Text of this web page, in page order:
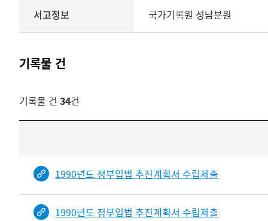
법령)
서고정보 국가기록원 성남분원
기록물 건
기록물 건 34건
목록
1990년도 정부입법 추진계획서 수립제출
1990년도 정부입법 추진계획서 수립제출